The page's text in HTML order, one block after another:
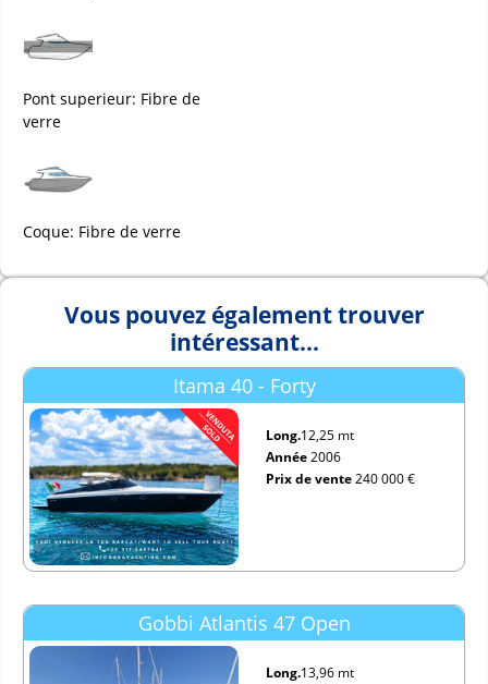
Pont superieur: Fibre de
verre
Coque: Fibre de verre
Vous pouvez également trouver
intéressant...
Itama 40 - Forty
Long.12,25 mt
Année2006
Prix de vente240 000 €
Gobbi Atlantis 47 Open
Long.13,96 mt